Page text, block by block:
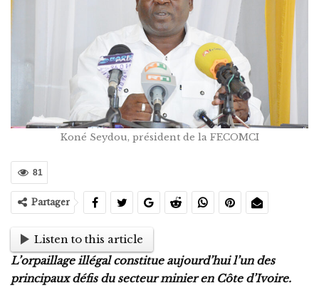
Koné Seydou, président de la FECOMCI
81
Partager
Listen to this article
L’orpaillage illégal constitue aujourd’hui l’un des
principaux défis du secteur minier en Côte d’Ivoire.